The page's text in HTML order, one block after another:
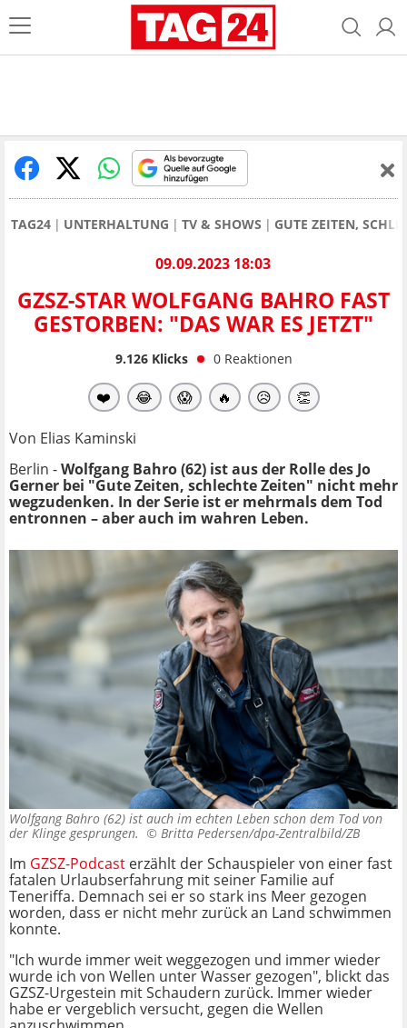
TAG24 UNTERHALTUNG TV & SHOWS GUTE ZEITEN,
09.09.2023 18:03
GZSZ-STAR WOLFGANG BAHRO FAST
GESTORBEN: "DAS WAR ES JETZT"
9.126Klicks 0 Reaktionen
❤️ 😂 😱 🔥 😥 👏
Von Elias Kaminski
Berlin -Wolfgang Bahro (62) ist aus der Rolle des Jo
Gerner bei "Gute Zeiten, schlechte Zeiten" nicht mehr
wegzudenken. In der Serie ist er mehrmals dem Tod
entronnen – aber auch im wahren Leben.
Wolfgang Bahro (62) ist auch im echten Leben schon dem Tod von
der Klinge gesprungen. © Britta Pedersen/dpa-Zentralbild/ZB
Im GZSZ-Podcast erzählt der Schauspieler von einer fast
fatalen Urlaubserfahrung mit seiner Familie auf
Teneriffa. Demnach sei er so stark ins Meer gezogen
worden, dass er nicht mehr zurück an Land schwimmen
konnte.
"Ich wurde immer weit weggezogen und immer wieder
wurde ich von Wellen unter Wasser gezogen", blickt das
GZSZ-Urgestein mit Schaudern zurück. Immer wieder
habe er vergeblich versucht, gegen die Wellen